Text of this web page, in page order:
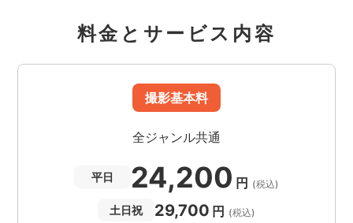
料金とサービス内容
撮影基本料
全ジャンル共通
平日 24,200 円 (税込)
土日祝 29,700 円 (税込)